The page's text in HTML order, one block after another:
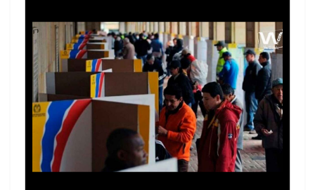
al gobierno a cerrarlas parcialmente.
Washington intenta limpiar su reputación
Tras los terremotos del 24 de junio, Estados
Unidos afirmó estar en contacto con las
autoridades venezolanas y movilizando asistencia
para la nación sudamericana, históricamente
afectada por el embargo de Washington. Donald